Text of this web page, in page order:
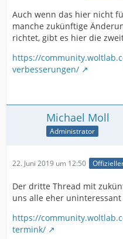
Auch wenn das hier nicht
manche zukünftige
richtet, gibt es hier die
https://
verbesserungen/
Michael Moll
Administrator
22. Juni 2019 um 12:50
Der dritte Thread mit
uns alle eher uninteressant
https://
termink/